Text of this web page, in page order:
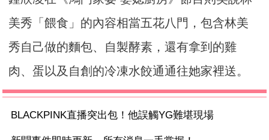
美秀「餵食」的內容相當五花八門，包含林美
秀自己做的麵包、自製酵素，還有拿到的雞
肉、蛋以及自創的冷凍水餃通通往她家裡送。
BLACKPINK直播突出包！他誤觸YG難堪現場